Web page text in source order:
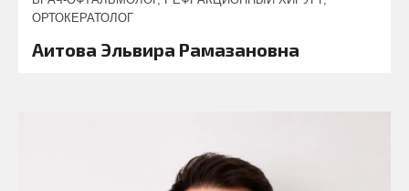
ОРТОКЕРАТОЛОГ
Аитова Эльвира Рамазановна